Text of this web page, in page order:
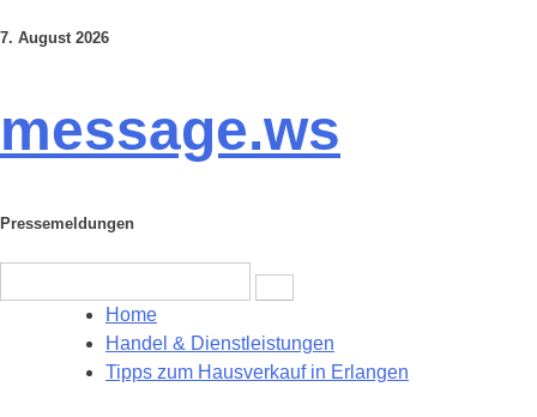
Skip
7. August 2026
message.ws
Pressemeldungen
for:
Home
Handel & Dienstleistungen
Tipps zum Hausverkauf in Erlangen